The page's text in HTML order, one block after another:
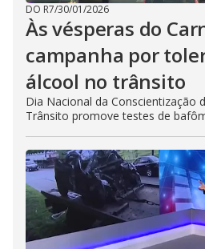
DO R7/30/01/2026
Às vésperas do
campanha por
álcool no trânsito
Dia Nacional da Conscientização
Trânsito promove testes de